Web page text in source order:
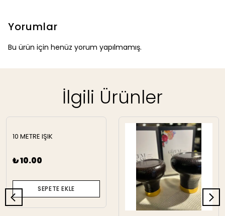
Yorumlar
Bu ürün için henüz yorum yapılmamış.
İlgili Ürünler
10 METRE IŞIK
₺ 10.00
SEPETE EKLE